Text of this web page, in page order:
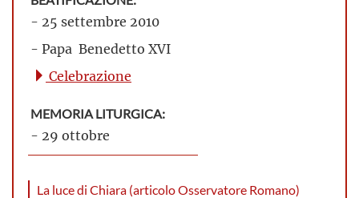
- 25 settembre 2010
- Papa Benedetto XVI
Celebrazione
MEMORIA LITURGICA:
- 29 ottobre
La luce di Chiara (articolo Osservatore Romano)